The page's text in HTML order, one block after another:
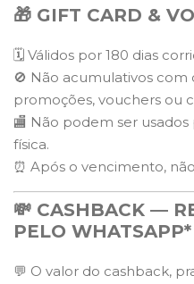
🎁 GIFT CARD &
🗓️ Válidos por 180 dias
🚫 Não acumulativos com
promoções, vouchers ou
🏬 Não podem ser
física.
⏰ Após o vencimento,
💸 CASHBACK —
PELO WHATSAPP*
💬 O valor do cashback,